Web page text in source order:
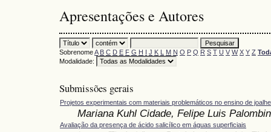
Apresentações e Autores
SobrenomeA B C D E F G H I J K L M N O P Q R S T U V W X Y Z
Modalidade:
Submissões gerais
Projetos experimentais com materiais problemáticos no ensino de
Mariana Kuhl Cidade, Felipe Luis
Avaliação da presença de ácido salicílico em águas superficiais